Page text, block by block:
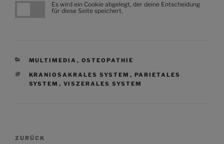
Es wird ein Cookie abgelegt, der deine Entscheidung
für diese Seite speichert.
KATEGORIEN
MULTIMEDIA , OSTEOPATHIE
SCHLAGWÖRTER
KRANIOSAKRALES SYSTEM , PARIETALES
SYSTEM , VISZERALES SYSTEM
Beitragsnavigation
Vorheriger
ZURÜCK